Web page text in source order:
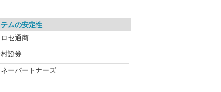
ムの安定性
セ通商
證券
ーパートナーズ